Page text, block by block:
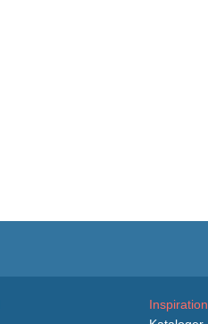
Inspiration